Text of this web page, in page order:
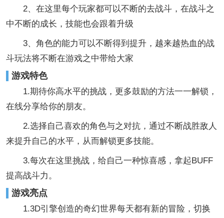
2、在这里每个玩家都可以不断的去战斗，在战斗之
中不断的成长，技能也会跟着升级
3、角色的能力可以不断得到提升，越来越热血的战
斗玩法将不断在游戏之中带给大家
游戏特色
1.期待你高水平的挑战，更多鼓励的方法一一解锁，
在线分享给你的朋友。
2.选择自己喜欢的角色与之对抗，通过不断战胜敌人
来提升自己的水平，从而解锁更多技能。
3.每次在这里挑战，给自己一种惊喜感，拿起BUFF
提高战斗力。
游戏亮点
1.3D引擎创造的奇幻世界每天都有新的冒险，切换